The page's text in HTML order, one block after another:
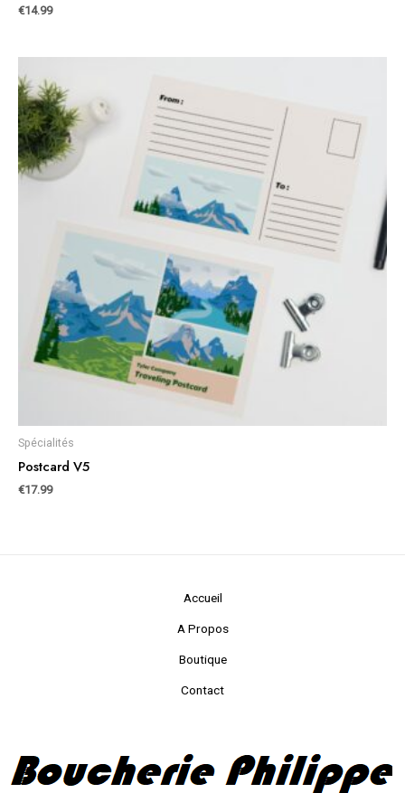
€14.99
Spécialités
Postcard V5
€17.99
Accueil
A Propos
Boutique
Contact